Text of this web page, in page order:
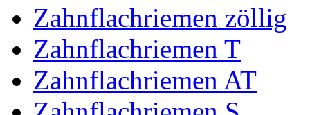
Zahnflachriemen zöllig
Zahnflachriemen T
Zahnflachriemen AT